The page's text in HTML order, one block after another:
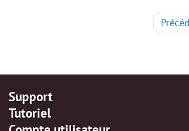
Support
Tutoriel